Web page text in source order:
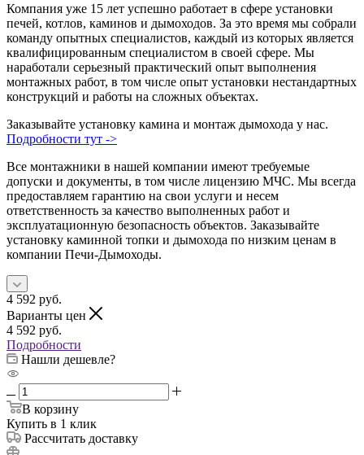
Компания уже 15 лет успешно работает в сфере установки
печей, котлов, каминов и дымоходов. За это время мы собрали
команду опытных специалистов, каждый из которых является
квалифицированным специалистом в своей сфере. Мы
наработали серьезный практический опыт выполнения
монтажных работ, в том числе опыт установки нестандартных
конструкций и работы на сложных объектах.
Заказывайте установку камина и монтаж дымохода у нас.
Подробности тут ->
Все монтажники в нашей компании имеют требуемые
допуски и документы, в том числе лицензию МЧС. Мы всегда
предоставляем гарантию на свои услуги и несем
ответственность за качество выполненных работ и
эксплуатационную безопасность объектов. Заказывайте
установку каминной топки и дымохода по низким ценам в
компании Печи-Дымоходы.
4 592 руб.
Варианты цен
4 592 руб.
Подробности
Нашли дешевле?
В корзину
Купить в 1 клик
Рассчитать доставку